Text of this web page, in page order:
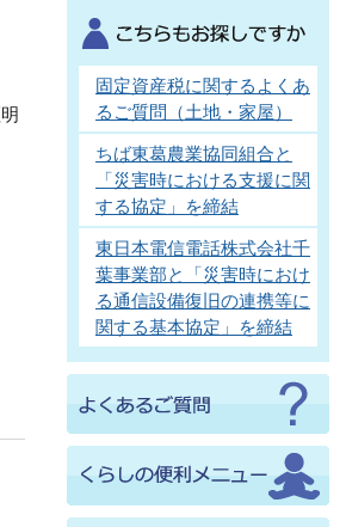
固定資産税に関するよくあ
るご質問（土地・家屋）
ちば東葛農業協同組合と
「災害時における支援に関
する協定」を締結
東日本電信電話株式会社千
葉事業部と「災害時におけ
る通信設備復旧の連携等に
関する基本協定」を締結